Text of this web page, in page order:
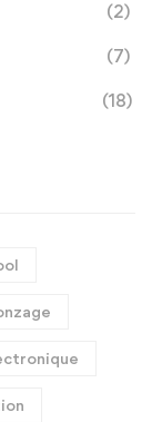
(2)
(7)
(18)